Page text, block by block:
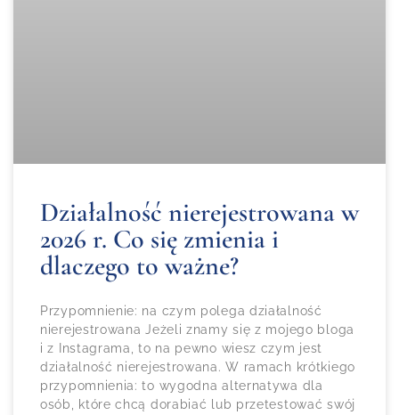
Działalność nierejestrowana w
2026 r. Co się zmienia i
dlaczego to ważne?
Przypomnienie: na czym polega działalność
nierejestrowana Jeżeli znamy się z mojego bloga
i z Instagrama, to na pewno wiesz czym jest
działalność nierejestrowana. W ramach krótkiego
przypomnienia: to wygodna alternatywa dla
osób, które chcą dorabiać lub przetestować swój